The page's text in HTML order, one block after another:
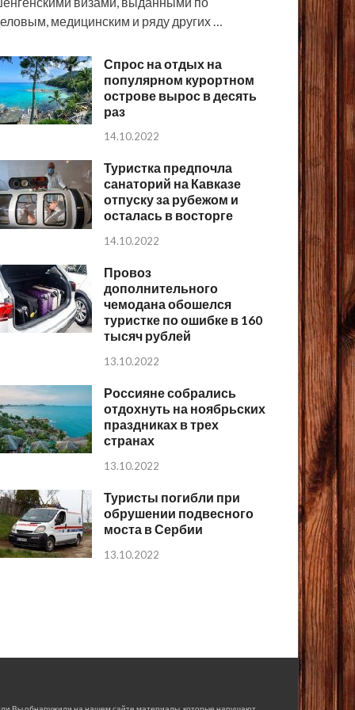
медицинским и ряду других …
Спрос на отдых на
популярном курортном
острове вырос в десять
раз
14.10.2022
Туристка предпочла
санаторий на Кавказе
отпуску за рубежом и
осталась в восторге
14.10.2022
Провоз
дополнительного
чемодана обошелся
туристке по ошибке в 160
тысяч рублей
13.10.2022
Россияне собрались
отдохнуть на ноябрьских
праздниках в трех
странах
13.10.2022
Туристы погибли при
обрушении подвесного
моста в Сербии
13.10.2022